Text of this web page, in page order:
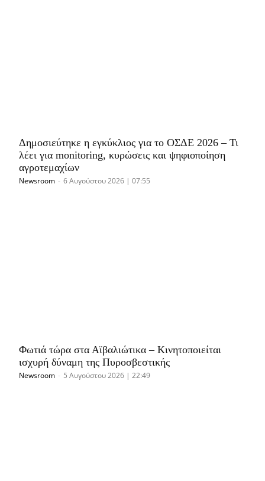
Δημοσιεύτηκε η εγκύκλιος για το ΟΣΔΕ 2026 – Τι
λέει για monitoring, κυρώσεις και ψηφιοποίηση
αγροτεμαχίων
Newsroom - 6 Αυγούστου 2026 | 07:55
Φωτιά τώρα στα Αϊβαλιώτικα – Κινητοποιείται
ισχυρή δύναμη της Πυροσβεστικής
Newsroom - 5 Αυγούστου 2026 | 22:49